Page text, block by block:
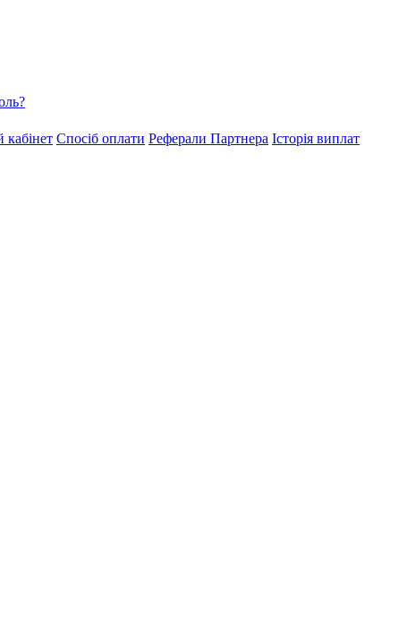
кабінет Спосіб оплати Реферали Партнера Історія виплат